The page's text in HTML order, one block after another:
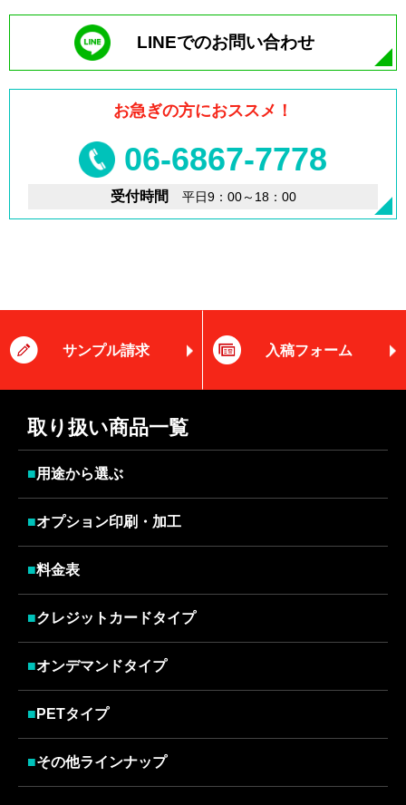
LINEでのお問い合わせ
お急ぎの方におススメ！
06-6867-7778
受付時間 平日9：00～18：00
サンプル請求 入稿フォーム
取り扱い商品一覧
■用途から選ぶ
■オプション印刷・加工
■料金表
■クレジットカードタイプ
■オンデマンドタイプ
■ PETタイプ
■その他ラインナップ